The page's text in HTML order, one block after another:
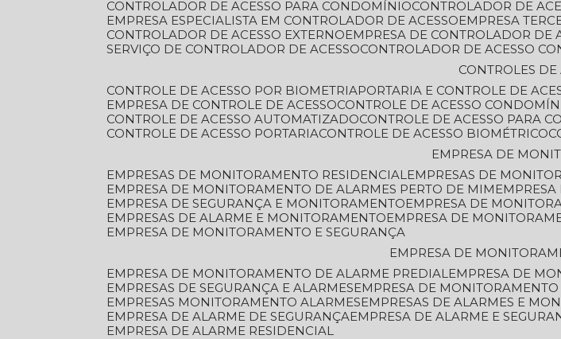
CONTROLADOR DE ACESSO PARA CONDOMÍNIO
CONTROLADOR DE
EMPRESA ESPECIALISTA EM CONTROLADOR DE ACESSO
EMPRESA
CONTROLADOR DE ACESSO EXTERNO
EMPRESA DE CONTROLADOR DE
SERVIÇO DE CONTROLADOR DE ACESSO
CONTROLADOR DE ACESSO
CONTROLES
CONTROLE DE ACESSO POR BIOMETRIA
PORTARIA E CONTROLE DE
EMPRESA DE CONTROLE DE ACESSO
CONTROLE DE ACESSO
CONTROLE DE ACESSO AUTOMATIZADO
CONTROLE DE ACESSO PARA
CONTROLE DE ACESSO PORTARIA CONTROLE DE ACESSO BIOMÉTRICO
EMPRESA DE
EMPRESAS DE MONITORAMENTO RESIDENCIAL
EMPRESAS DE
EMPRESA DE MONITORAMENTO DE ALARMES PERTO DE MIM
EMPRESA DE SEGURANÇA E MONITORAMENTO
EMPRESA DE
EMPRESAS DE ALARME E MONITORAMENTO
EMPRESA DE
EMPRESA DE MONITORAMENTO E SEGURANÇA
EMPRESA DE
EMPRESA DE MONITORAMENTO DE ALARME PREDIAL
EMPRESA DE
EMPRESAS DE SEGURANÇA E ALARMES
EMPRESA DE
EMPRESAS MONITORAMENTO ALARMES
EMPRESAS DE ALARMES E
EMPRESA DE ALARME DE SEGURANÇA
EMPRESA DE ALARME E
EMPRESA DE ALARME RESIDENCIAL